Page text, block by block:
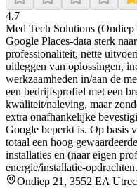
4.7
Med Tech Solutions
Google Places-data sterk
professionaliteit, nette
uitleggen van oplossingen,
werkzaamheden in/aan de
een bedrijfsprofiel met een
kwaliteit/naleving, maar
extra onafhankelijke
Google beperkt is. Op basis
totaal een hoog
installaties en (naar eigen
energie/installatie-opdrachten.
Ondiep 21, 3552 EA